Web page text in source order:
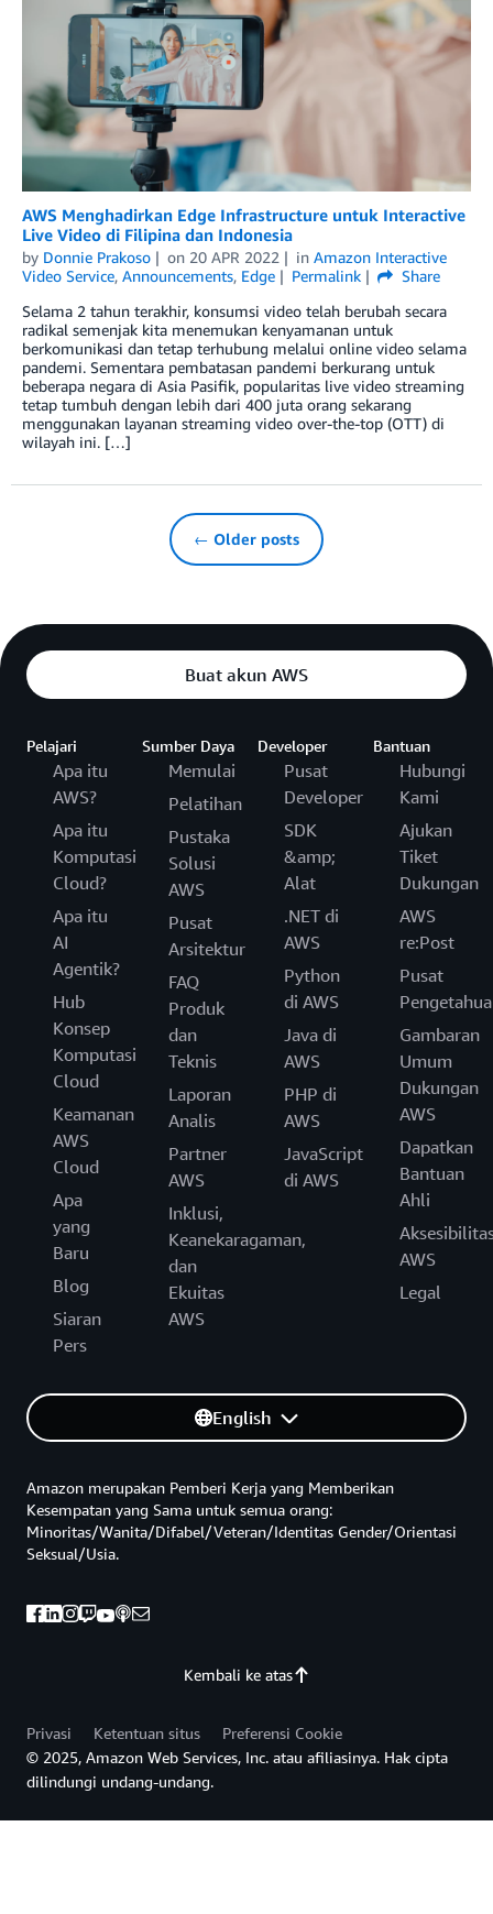
AWS Menghadirkan Edge Infrastructure untuk Interactive
Live Video di Filipina dan Indonesia
by Donnie Prakoso on 20 APR 2022 in Amazon Interactive
Video Service, Announcements, Edge Permalink
Share
Selama 2 tahun terakhir, konsumsi video telah berubah secara
radikal semenjak kita menemukan kenyamanan untuk
berkomunikasi dan tetap terhubung melalui online video selama
pandemi. Sementara pembatasan pandemi berkurang untuk
beberapa negara di Asia Pasifik, popularitas live video streaming
tetap tumbuh dengan lebih dari 400 juta orang sekarang
menggunakan layanan streaming video over-the-top (OTT) di
wilayah ini. […]
← Older posts
Buat akun AWS
Pelajari
Apa itu
AWS?
Apa itu
Komputasi
Cloud?
Apa itu
AI
Agentik?
Hub
Konsep
Komputasi
Cloud
Keamanan
AWS
Cloud
Apa
yang
Baru
Blog
Siaran
Pers
Sumber Daya
Memulai
Pelatihan
Pustaka
Solusi
AWS
Pusat
Arsitektur
FAQ
Produk
dan
Teknis
Laporan
Analis
Partner
AWS
Inklusi,
Keanekaragaman,
dan
Ekuitas
AWS
Developer
Pusat
Developer
SDK
&amp;
Alat
.NET di
AWS
Python
di AWS
Java di
AWS
PHP di
AWS
JavaScript
di AWS
Bantuan
Hubungi
Kami
Ajukan
Tiket
Dukungan
AWS
re:Post
Pusat
Gambaran
Umum
Dukungan
AWS
Dapatkan
Bantuan
Ahli
AWS
Legal
English
Kembali ke atas
Amazon merupakan Pemberi Kerja yang Memberikan
Kesempatan yang Sama untuk semua orang:
Minoritas/Wanita/Difabel/Veteran/Identitas Gender/Orientasi
Seksual/Usia.
Privasi Ketentuan situs
Preferensi Cookie
© 2025, Amazon Web Services, Inc. atau afiliasinya. Hak cipta
dilindungi undang-undang.